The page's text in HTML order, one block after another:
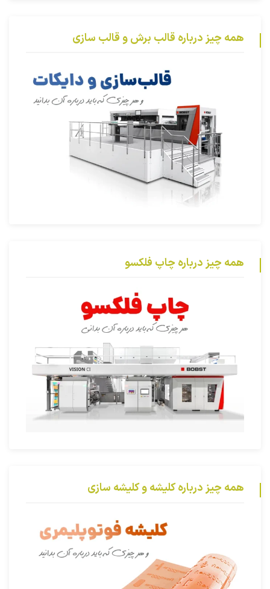
همه چیز درباره قالب برش و قالب سازی
همه چیز درباره چاپ فلکسو
همه چیز درباره کلیشه و کلیشه سازی